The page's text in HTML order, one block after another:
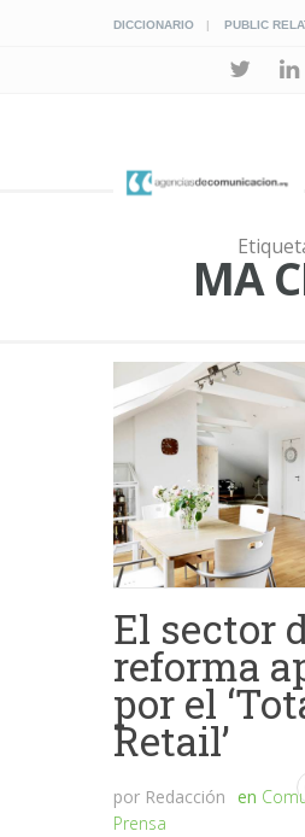
DICCIONARIO PUBLIC
MA
El sector
reforma
por el
Retail’
por Redacción en
Prensa